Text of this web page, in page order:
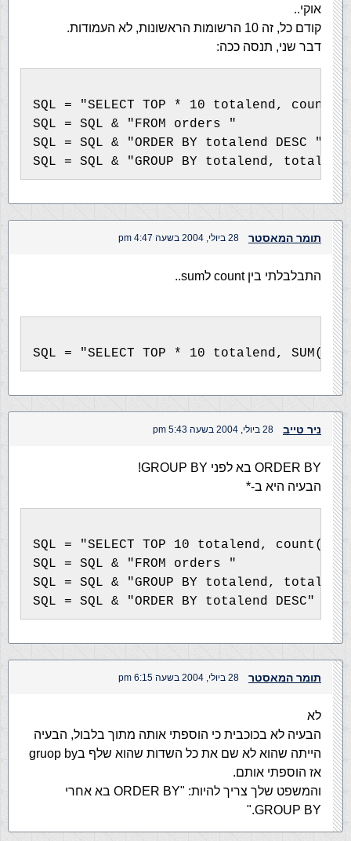
אוקי..
קודם כל, זה 10 הרשומות הראשונות, לא העמודות.
דבר שני, תנסה ככה:
SQL = "SELECT TOP * 10 totalend,
SQL = SQL & "FROM orders "
SQL = SQL & "ORDER BY totalend DESC "
SQL = SQL & "GROUP BY totalend, total"
תומר המאסטר 28 ביולי, 2004 בשעה 4:47 pm
התבלבלתי בין count לsum..
SQL = "SELECT TOP * 10 totalend,
ניר טייב 28 ביולי, 2004 בשעה 5:43 pm
ORDER BY בא לפני GROUP BY!
הבעיה היא ב-*
SQL = "SELECT TOP 10 totalend,
SQL = SQL & "FROM orders "
SQL = SQL & "GROUP BY totalend, total "
SQL = SQL & "ORDER BY totalend DESC"
תומר המאסטר 28 ביולי, 2004 בשעה 6:15 pm
לא
הבעיה לא בכוכבית כי הוספתי אותה מתוך בלבול, הבעיה
הייתה שהוא לא שם את כל השדות שהוא שלף בgruop by
אז הוספתי אותם.
והמשפט שלך צריך להיות: "ORDER BY בא אחרי
GROUP BY."